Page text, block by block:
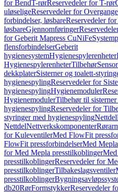
for BendT-rørReservedeler for T-rør
uløseligeReservedeler for
forbindelser, løsbareReservedeler
løsbareGjennomføringer
for Geberit Mapress CuNiFe
flensforbindelserGeberit
hygienesystemHygienespylerenheter
HygienespylerenheterTilbehør
dekkplaterSisterner og toalett-
hygienespylingReservedeler for
hygienespylingHygienemoduler
HygienemodulerTilbehør til
hygienespylingReservedeler for
styringer med hygienespylingNettdel
NettdelNettverkskomponenter
for KuleventilerMed FlowFit
FlowFit pressforbindelserMed
for Med Mepla presstilkoblingerMed
presstilkoblingerReservedeler for
presstilkoblingerTilbakeslagsventiler
presstilkoblinger
db20RørFormstykkerReservedeler